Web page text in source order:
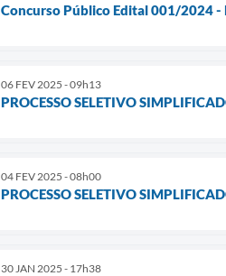
Concurso Público Edital 001/2024 -
06 FEV 2025 - 09h13
PROCESSO SELETIVO
04 FEV 2025 - 08h00
PROCESSO SELETIVO
30 JAN 2025 - 17h38